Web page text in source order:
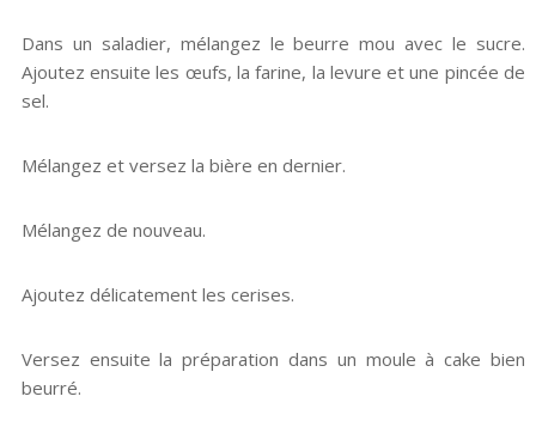
Dans un saladier, mélangez le beurre mou avec le sucre.
Ajoutez ensuite les œufs, la farine, la levure et une pincée de
sel.
Mélangez et versez la bière en dernier.
Mélangez de nouveau.
Ajoutez délicatement les cerises.
Versez ensuite la préparation dans un moule à cake bien
beurré.